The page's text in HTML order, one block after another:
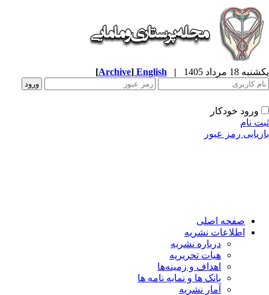
18 مرداد 1405 |
English
[Archive]
ورود خودکار
نام
رمز عبور
صفحه اصلی
اطلاعات نشریه
درباره نشریه
هیات تحریریه
اهداف و زمینه‌ها
بانک ها و نمایه نامه ها
آمار نشریه